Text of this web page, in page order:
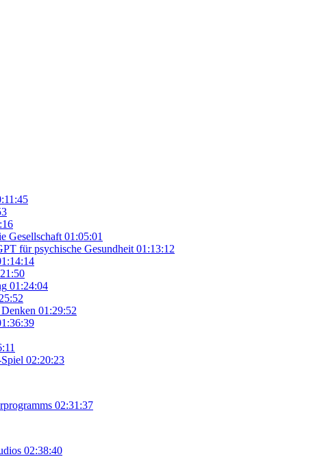
Gesellschaft 01:05:01
für psychische Gesundheit 01:13:12
01:24:04
01:29:52
02:20:23
02:31:37
02:38:40